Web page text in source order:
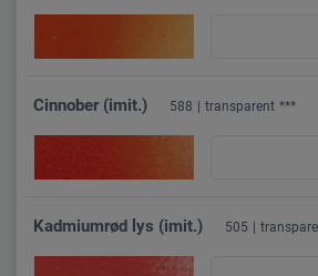
Cinnober (imit.) 588 transparent ***
Kadmiumrød lys (imit.) 505